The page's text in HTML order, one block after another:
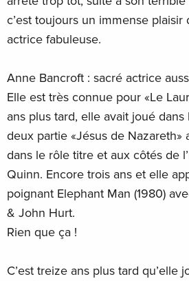
c’est toujours un immense
actrice fabuleuse.
Anne Bancroft : sacré actrice
Elle est très connue pour «Le
ans plus tard, elle avait joué
deux partie «Jésus de Nazareth»
dans le rôle titre et aux côtés de
Quinn. Encore trois ans et elle
poignant Elephant Man (1980)
& John Hurt.
Rien que ça !
C’est treize ans plus tard qu’elle